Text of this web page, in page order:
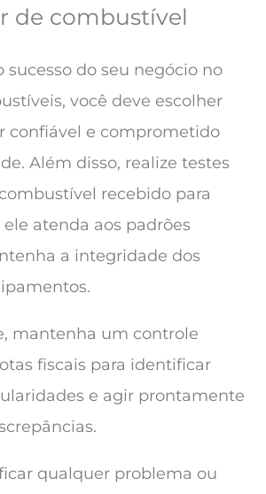
de combustível
sucesso do seu negócio no
você deve escolher
confiável e comprometido
Além disso, realize testes
recebido para
atenda aos padrões
a integridade dos
mantenha um controle
fiscais para identificar
e agir prontamente
qualquer problema ou